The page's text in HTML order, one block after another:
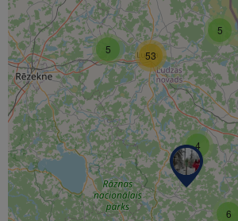
4
6
5
5
53